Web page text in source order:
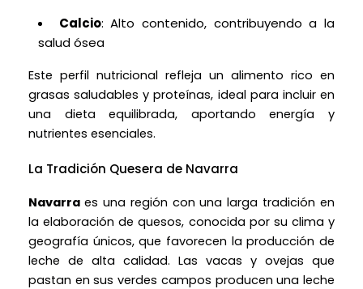
Calcio: Alto contenido, contribuyendo a la
salud ósea
Este perfil nutricional refleja un alimento rico en
grasas saludables y proteínas, ideal para incluir en
una dieta equilibrada, aportando energía y
nutrientes esenciales.
La Tradición Quesera de Navarra
Navarra es una región con una larga tradición en
la elaboración de quesos, conocida por su clima y
geografía únicos, que favorecen la producción de
leche de alta calidad. Las vacas y ovejas que
pastan en sus verdes campos producen una leche